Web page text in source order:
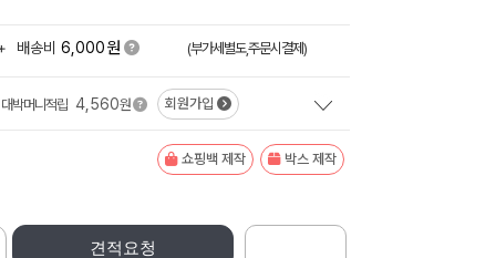
배송비 6,000원 (부가세별도,주문시결제)
대박머니적립 4,560원 회원가입
쇼핑백 제작 박스 제작
견적요청